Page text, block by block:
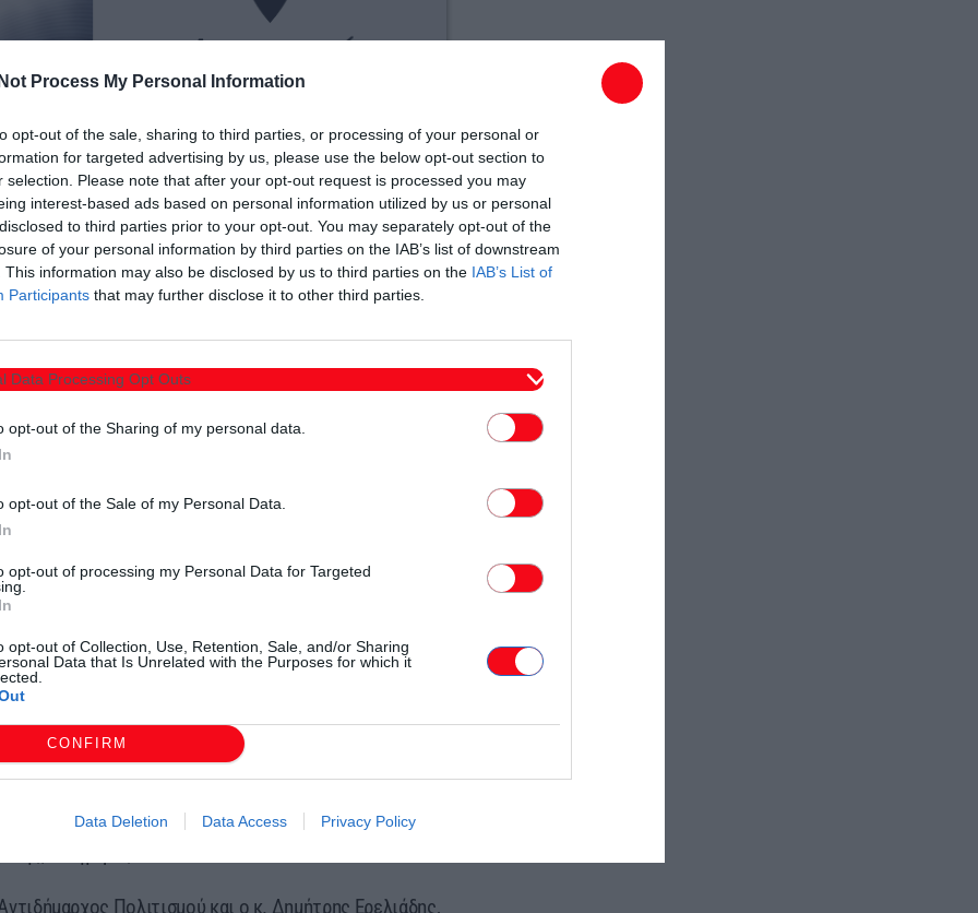
Process My Personal Information
opt-out of the sale, sharing to third parties, or processing of your personal or
for targeted advertising by us, please use the below opt-out section to
selection. Please note that after your opt-out request is processed you may
interest-based ads based on personal information utilized by us or personal
to third parties prior to your opt-out. You may separately opt-out of the
of your personal information by third parties on the IAB’s list of downstream
This information may also be disclosed by us to third parties on the IAB’s List of
Participants that may further disclose it to other third parties.
Data Processing Opt Outs
opt-out of the Sharing of my personal data.
opt-out of the Sale of my Personal Data.
opt-out of processing my Personal Data for Targeted
opt-out of Collection, Use, Retention, Sale, and/or Sharing
Data that Is Unrelated with the Purposes for which it
CONFIRM
Data Deletion Data Access Privacy Policy
δράσεων που υλοποιούνται με την ΚΟΙΝΣΕΠ
Ροδόπης διοργανώνουν την παρουσίαση του βιβλίου
Μαρτίου 2025, στις 18:30 στη Δημοτική Βιβλιοθήκη
δικηγόρος.
Πολιτισμού και ο κ. Δημήτρης Ερελιάδης,